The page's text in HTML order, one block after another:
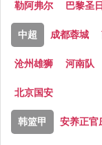
勒阿弗尔 巴黎圣
中超 成都蓉城
沧州雄狮 河南队
北京国安
韩篮甲 安养正官